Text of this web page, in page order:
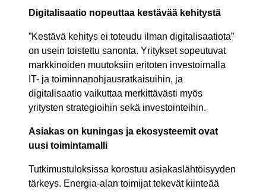
Digitalisaatio nopeuttaa kestävää kehitystä
”Kestävä kehitys ei toteudu ilman digitalisaatiota”
on usein toistettu sanonta. Yritykset sopeutuvat
markkinoiden muutoksiin eritoten investoimalla
IT- ja toiminnanohjausratkaisuihin, ja
digitalisaatio vaikuttaa merkittävästi myös
yritysten strategioihin sekä investointeihin.
Asiakas on kuningas ja ekosysteemit ovat
uusi toimintamalli
Tutkimustuloksissa korostuu asiakaslähtöisyyden
tärkeys. Energia-alan toimijat tekevät kiinteää